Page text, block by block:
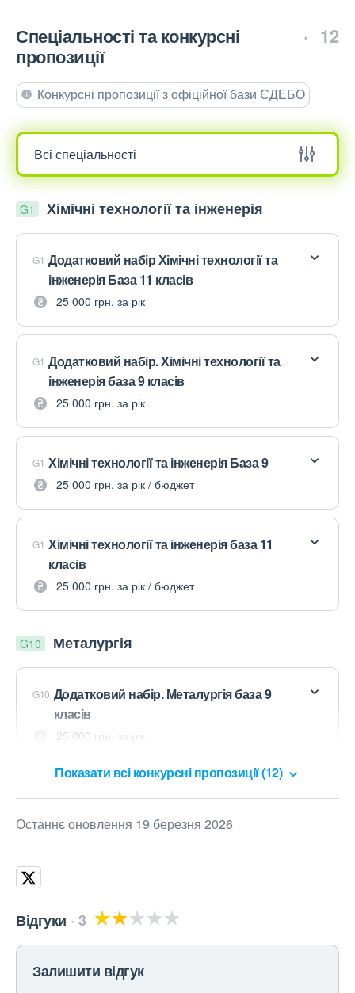
Спеціальності та конкурсні
пропозиції
12
Конкурсні пропозиції з офіційної бази ЄДЕБО
G1 Хімічні технології та інженерія
G1 Додатковий набір Хімічні технології та
інженерія База 11 класів
25 000 грн. за рік
G1 Додатковий набір. Хімічні технології та
інженерія база 9 класів
25 000 грн. за рік
G1 Хімічні технології та інженерія База 9
25 000 грн. за рік / бюджет
G1 Хімічні технології та інженерія база 11
класів
25 000 грн. за рік / бюджет
G10 Металургія
G10 Додатковий набір. Металургія база 9
класів
25 000 грн. за рік
Показати всі конкурсні пропозиції (12)
Останнє оновлення 19 березня 2026
Відгуки 3
Залишити відгук